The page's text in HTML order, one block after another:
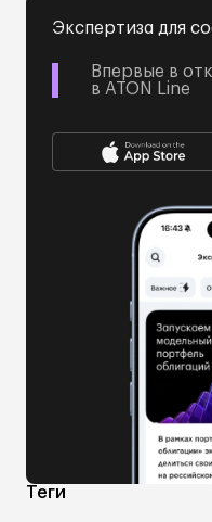
Теги
Экспертиза для
Впервые в
в ATON Line